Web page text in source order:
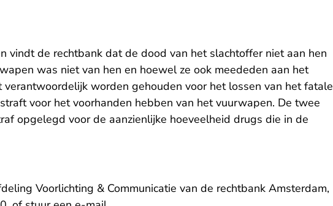
vindt de rechtbank dat de dood van het slachtoffer niet aan hen
was niet van hen en hoewel ze ook meededen aan het
verantwoordelijk worden gehouden voor het lossen van het fatale
voor het voorhanden hebben van het vuurwapen. De twee
opgelegd voor de aanzienlijke hoeveelheid drugs die in de
Voorlichting & Communicatie van de rechtbank Amsterdam,